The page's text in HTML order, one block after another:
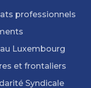
professionnels
Luxembourg
et frontaliers
Syndicale